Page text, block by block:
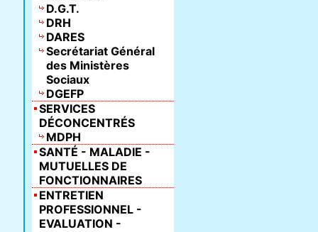
D.G.T.
DRH
DARES
Secrétariat Général
des Ministères
Sociaux
DGEFP
SERVICES
DÉCONCENTRÉS
MDPH
SANTÉ - MALADIE -
MUTUELLES DE
FONCTIONNAIRES
ENTRETIEN
PROFESSIONNEL -
EVALUATION -